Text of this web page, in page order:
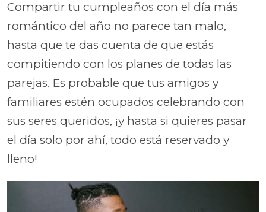
Compartir tu cumpleaños con el día más
romántico del año no parece tan malo,
hasta que te das cuenta de que estás
compitiendo con los planes de todas las
parejas. Es probable que tus amigos y
familiares estén ocupados celebrando con
sus seres queridos, ¡y hasta si quieres pasar
el día solo por ahí, todo está reservado y
lleno!